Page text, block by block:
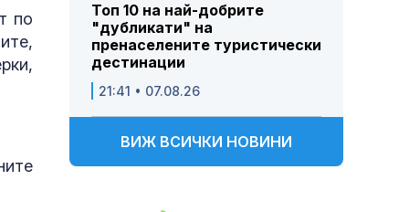
по
Топ 10 на най-добрите
"дубликати" на
пренаселените туристически
дестинации
21:41 • 07.08.26
ВИЖ ВСИЧКИ НОВИНИ